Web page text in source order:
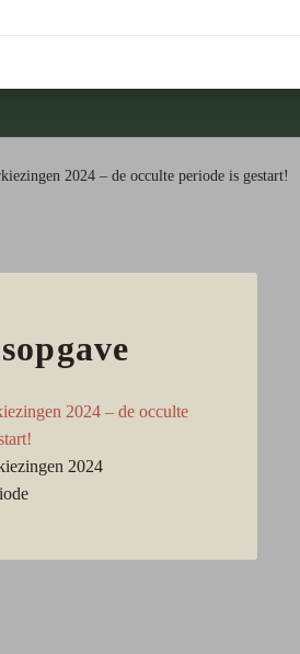
2024 – de occulte periode is gestart!
2024 – de occulte
2024